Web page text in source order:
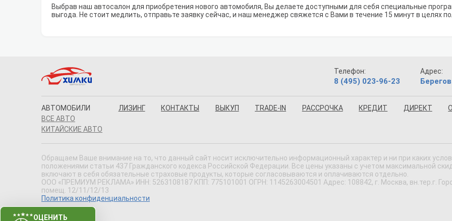
Выбрав наш автосалон для приобретения нового автомобиля, Вы делаете доступными для себя специальные
выгода. Не стоит медлить, отправьте заявку сейчас, и наш менеджер свяжется с Вами в течение 15 минут в целях
Телефон:
8 (495) 023-96-23
Адрес:
АВТОМОБИЛИ
ВСЕ АВТО
КИТАЙСКИЕ АВТО
ЛИЗИНГ КОНТАКТЫ ВЫКУП TRADE-IN РАССРОЧКА КРЕДИТ ДИРЕКТ
Обращаем Ваше внимание на то, что данный сайт носит исключительно информационный характер и ни при каких
положениями статьи 437 Гражданского кодекса Российской Федерации. Все цены указаны с учетом максимальной
включают в себя обязательные страховые продукты, которые согласовываются и оплачиваются отдельно.
ООО «ПРЕМИУМ РЕКЛАМА» ИНН: 5263108187 КПП: 775101001 ОГРН: 1145263004501 Адрес: 108842, г. Москва, вн.тер.г.
помещ. 12/11/12/13
Политика конфиденциальности
ОЦЕНИТЬ